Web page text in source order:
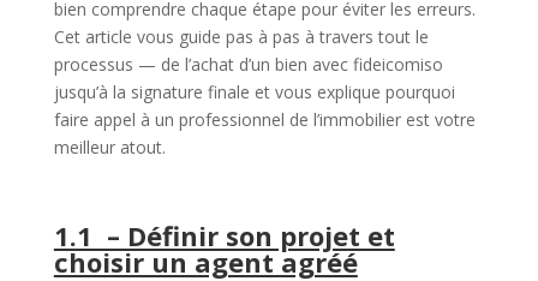
bien comprendre chaque étape pour éviter les erreurs.
Cet article vous guide pas à pas à travers tout le
processus — de l’achat d’un bien avec fideicomiso
jusqu’à la signature finale et vous explique pourquoi
faire appel à un professionnel de l’immobilier est votre
meilleur atout.
1.1 – Définir son projet et
choisir un agent agréé